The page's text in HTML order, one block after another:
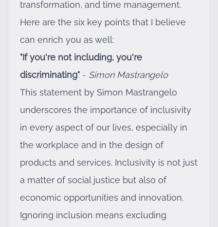
transformation, and time management.
Here are the six key points that I believe
can enrich you as well:
"If you're not including, you're
discriminating" - Simon Mastrangelo
This statement by Simon Mastrangelo
underscores the importance of inclusivity
in every aspect of our lives, especially in
the workplace and in the design of
products and services. Inclusivity is not just
a matter of social justice but also of
economic opportunities and innovation.
Ignoring inclusion means excluding